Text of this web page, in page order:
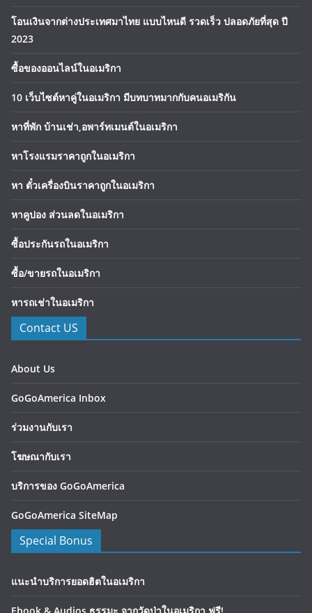
โอนเงินจากต่างประเทศมาไทย แบบไหนดี รวดเร็ว ปลอดภัยที่สุด ปี
2023
ซื้อของออนไลน์ในอเมริกา
10 เว็บไซต์หาคู่ในอเมริกา มีบทบาทมากกับคนอเมริกัน
หาที่พัก บ้านเช่า,อพาร์ทเมนต์ในอเมริกา
หาโรงแรมราคาถูกในอเมริกา
หา ตั๋วเครื่องบินราคาถูกในอเมริกา
หาคูปอง ส่วนลดในอเมริกา
ซื้อประกันรถในอเมริกา
ซื้อ/ขายรถในอเมริกา
หารถเช่าในอเมริกา
Contact US
About Us
GoGoAmerica Inbox
ร่วมงานกับเรา
โฆษณากับเรา
บริการของ GoGoAmerica
GoGoAmerica SiteMap
Special Bonus
แนะนำบริการยอดฮิตในอเมริกา